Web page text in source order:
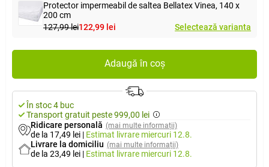
Protector impermeabil de saltea Bellatex Vinea, 140 x
200 cm
127,99 lei122,99 lei Selectează varianta
Adaugă în coș
În stoc 4 buc
Transport gratuit peste 999,00 lei
Ridicare personală (mai multe informații)
de la 17,49 lei | Estimat livrare miercuri 12.8.
Livrare la domiciliu (mai multe informații)
de la 23,49 lei | Estimat livrare miercuri 12.8.